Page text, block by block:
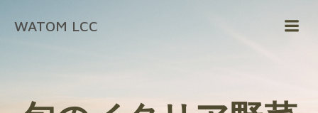
ス
WATOM LCC